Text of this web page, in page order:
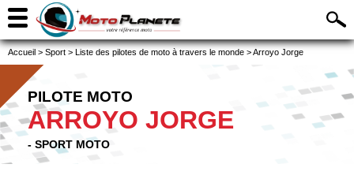
Accueil > Sport > Liste des pilotes de moto à travers le monde >Arroyo Jorge
PILOTE MOTO
ARROYO JORGE
- SPORT MOTO